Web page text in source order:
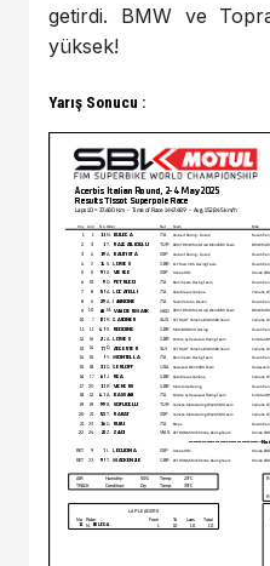
getirdi. BMW ve
yüksek!
Yarış Sonucu :